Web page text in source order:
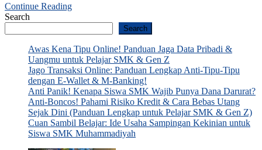
Continue Reading
Search
Search
Awas Kena Tipu Online! Panduan Jaga Data Pribadi &
Uangmu untuk Pelajar SMK & Gen Z
Jago Transaksi Online: Panduan Lengkap Anti-Tipu-Tipu
dengan E-Wallet & M-Banking!
Anti Panik! Kenapa Siswa SMK Wajib Punya Dana Darurat?
Anti-Boncos! Pahami Risiko Kredit & Cara Bebas Utang
Sejak Dini (Panduan Lengkap untuk Pelajar SMK & Gen Z)
Cuan Sambil Belajar: Ide Usaha Sampingan Kekinian untuk
Siswa SMK Muhammadiyah